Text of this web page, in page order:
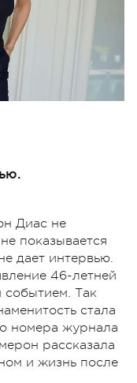
Диас не
показывается
дает интервью.
46-летней
событием. Так
стала
номера журнала
рассказала
и жизнь после